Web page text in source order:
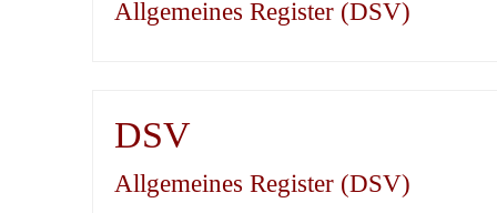
Allgemeines Register (DSV)
DSV
Allgemeines Register (DSV)